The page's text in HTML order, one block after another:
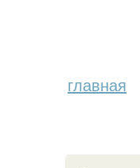
главная